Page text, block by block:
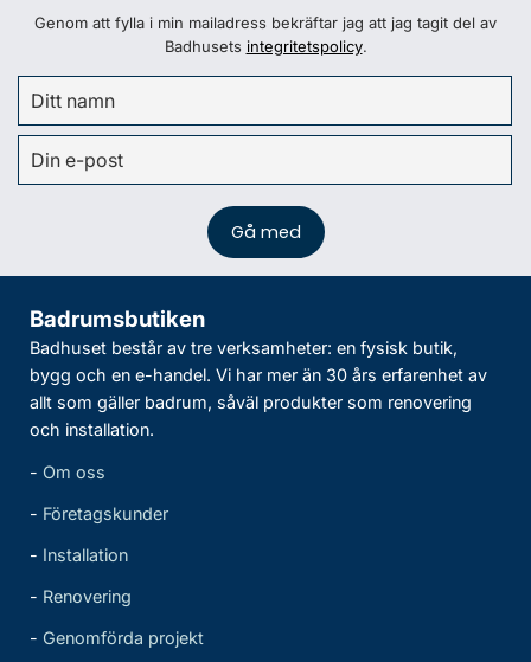
Genom att fylla i min mailadress bekräftar jag att jag tagit del av
Badhusets integritetspolicy.
Badrumsbutiken
Badhuset består av tre verksamheter: en fysisk butik,
bygg och en e-handel. Vi har mer än 30 års erfarenhet av
allt som gäller badrum, såväl produkter som renovering
och installation.
- Om oss
- Företagskunder
- Installation
- Renovering
- Genomförda projekt